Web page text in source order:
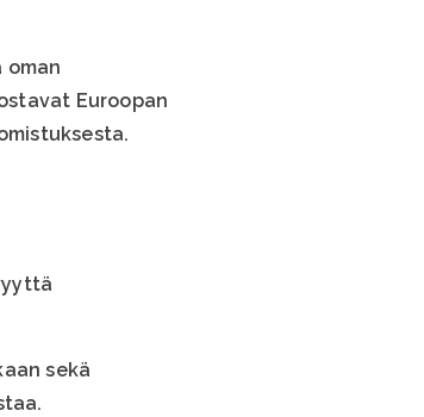
Euroopan
sekä